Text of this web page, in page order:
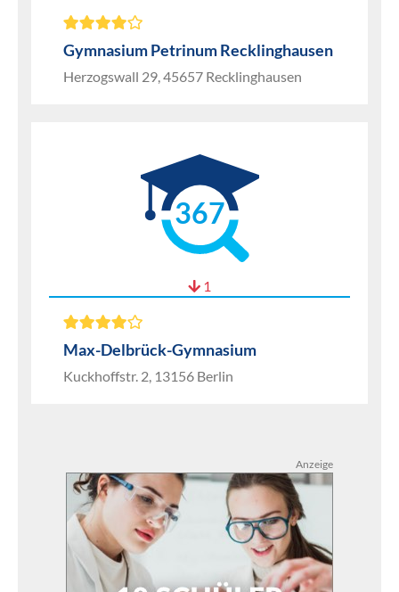
Gymnasium Petrinum Recklinghausen
Herzogswall 29, 45657 Recklinghausen
367
1
Max-Delbrück-Gymnasium
Kuckhoffstr. 2, 13156 Berlin
Anzeige